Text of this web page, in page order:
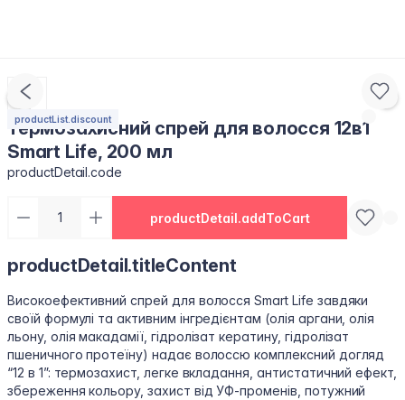
productList.discount
Термозахисний спрей для волосся 12в1
Smart Life, 200 мл
productDetail.code
productDetail.addToCart
productDetail.titleContent
Високоефективний спрей для волосся Smart Life завдяки
своїй формулі та активним інгредієнтам (олія аргани, олія
льону, олія макадамії, гідролізат кератину, гідролізат
пшеничного протеїну) надає волоссю комплексний догляд
“12 в 1”: термозахист, легке вкладання, антистатичний ефект,
збереження кольору, захист від УФ-променів, потужний